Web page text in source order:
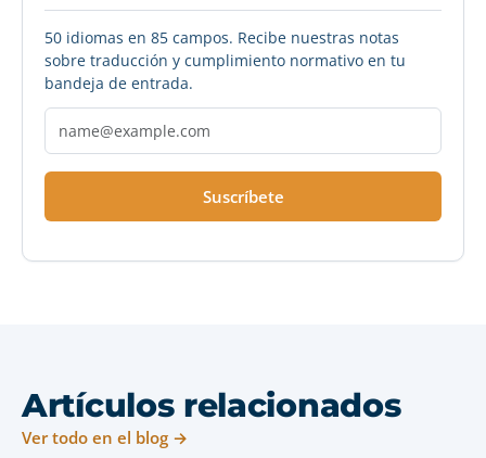
50 idiomas en 85 campos. Recibe nuestras notas
sobre traducción y cumplimiento normativo en tu
bandeja de entrada.
Suscríbete
Artículos relacionados
Ver todo en el blog →